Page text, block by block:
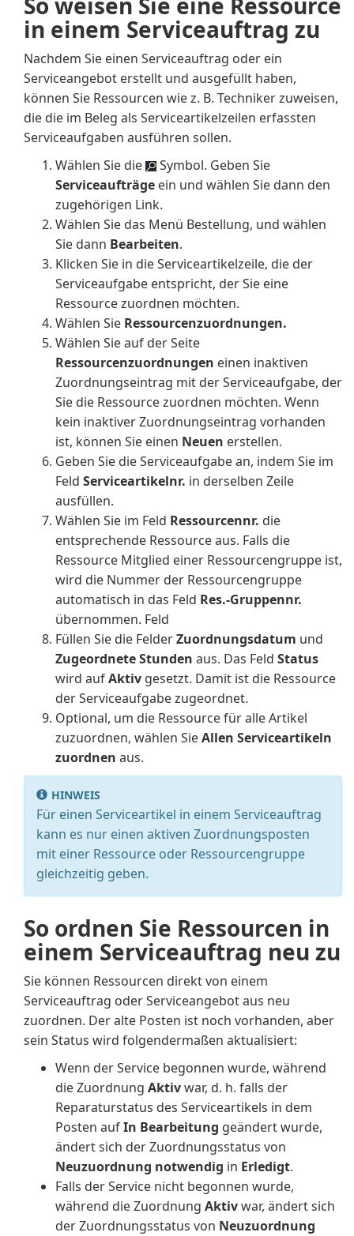
in einem Serviceauftrag zu
Nachdem Sie einen Serviceauftrag oder ein
Serviceangebot erstellt und ausgefüllt haben,
können Sie Ressourcen wie z. B. Techniker zuweisen,
die die im Beleg als Serviceartikelzeilen erfassten
Serviceaufgaben ausführen sollen.
Wählen Sie die
Symbol. Geben Sie
Serviceaufträge ein und wählen Sie dann den
zugehörigen Link.
Wählen Sie das Menü Bestellung, und wählen
Sie dann Bearbeiten.
Klicken Sie in die Serviceartikelzeile, die der
Serviceaufgabe entspricht, der Sie eine
Ressource zuordnen möchten.
Wählen Sie Ressourcenzuordnungen.
Wählen Sie auf der Seite
Ressourcenzuordnungen einen inaktiven
Zuordnungseintrag mit der Serviceaufgabe, der
Sie die Ressource zuordnen möchten. Wenn
kein inaktiver Zuordnungseintrag vorhanden
ist, können Sie einen Neuen erstellen.
Geben Sie die Serviceaufgabe an, indem Sie im
Feld Serviceartikelnr. in derselben Zeile
ausfüllen.
Wählen Sie im Feld Ressourcennr. die
entsprechende Ressource aus. Falls die
Ressource Mitglied einer Ressourcengruppe ist,
wird die Nummer der Ressourcengruppe
automatisch in das Feld Res.-Gruppennr.
übernommen. Feld
Füllen Sie die FelderZuordnungsdatum und
Zugeordnete Stunden aus. Das Feld Status
wird aufAktiv gesetzt. Damit ist die Ressource
der Serviceaufgabe zugeordnet.
Optional, um die Ressource für alle Artikel
zuzuordnen, wählen SieAllen Serviceartikeln
zuordnen aus.
HINWEIS
Für einen Serviceartikel in einem Serviceauftrag
kann es nur einen aktiven Zuordnungsposten
mit einer Ressource oder Ressourcengruppe
gleichzeitig geben.
So ordnen Sie Ressourcen in
einem Serviceauftrag neu zu
Sie können Ressourcen direkt von einem
Serviceauftrag oder Serviceangebot aus neu
zuordnen. Der alte Posten ist noch vorhanden, aber
sein Status wird folgendermaßen aktualisiert:
Wenn der Service begonnen wurde, während
die Zuordnung Aktivwar, d. h. falls der
Reparaturstatus des Serviceartikels in dem
Posten aufIn Bearbeitung geändert wurde,
ändert sich der Zuordnungsstatus von
Neuzuordnung notwendig in Erledigt.
Falls der Service nicht begonnen wurde,
während die Zuordnung Aktivwar, ändert sich
der Zuordnungsstatus von Neuzuordnung